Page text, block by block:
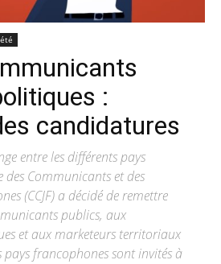
:
candidatures
entre les différents pays
des Communicants et des
(CCJF) a décidé de remettre
publics, aux
et aux marketeurs territoriaux
pays francophones sont invités à